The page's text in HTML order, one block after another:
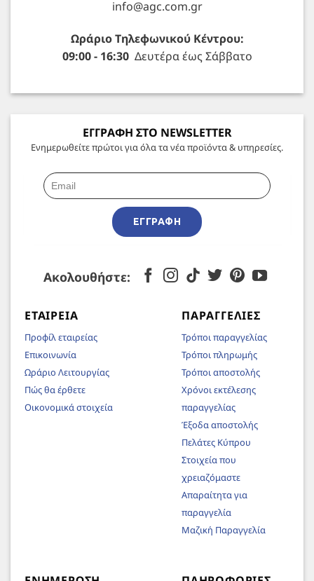
info@agc.com.gr
Ωράριο Τηλεφωνικού Κέντρου:
09:00 - 16:30Δευτέρα έως Σάββατο
ΕΓΓΡΑΦΗ ΣΤΟ NEWSLETTER
Ενημερωθείτε πρώτοι για όλα τα νέα προϊόντα & υπηρεσίες.
ΕΓΓΡΑΦΉ
Ακολουθήστε:
ΕΤΑΙΡΕΊΑ
Προφίλ εταιρείας
Επικοινωνία
Ωράριο Λειτουργίας
Πώς θα έρθετε
Οικονομικά στοιχεία
ΠΑΡΑΓΓΕΛΊΕΣ
Τρόποι παραγγελίας
Τρόποι πληρωμής
Τρόποι αποστολής
Χρόνοι εκτέλεσης
παραγγελίας
Έξοδα αποστολής
Πελάτες Κύπρου
Στοιχεία που
χρειαζόμαστε
Απαραίτητα για
παραγγελία
Μαζική Παραγγελία